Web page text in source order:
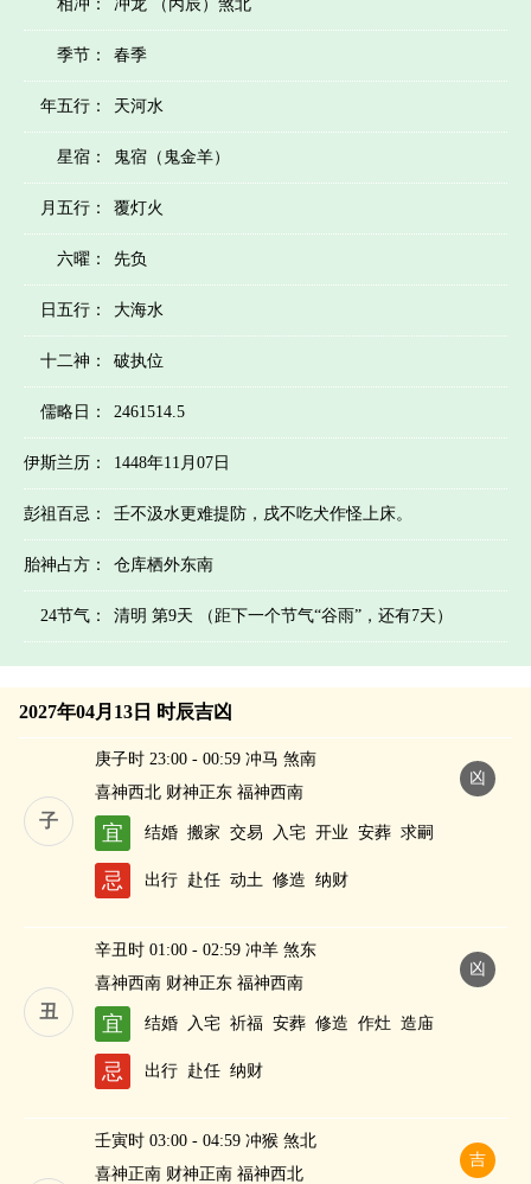
相冲： 冲龙 （丙辰）煞北
季节： 春季
年五行： 天河水
星宿： 鬼宿（鬼金羊）
月五行： 覆灯火
六曜： 先负
日五行： 大海水
十二神： 破执位
儒略日： 2461514.5
伊斯兰历： 1448年11月07日
彭祖百忌： 壬不汲水更难提防，戌不吃犬作怪上床。
胎神占方： 仓库栖外东南
24节气： 清明 第9天 （距下一个节气“谷雨”，还有7天）
2027年04月13日 时辰吉凶
子
凶
庚子时 23:00 - 00:59 冲马 煞南
喜神西北 财神正东 福神西南
宜 结婚 搬家 交易 入宅 开业 安葬 求嗣
忌 出行 赴任 动土 修造 纳财
丑
凶
辛丑时 01:00 - 02:59 冲羊 煞东
喜神西南 财神正东 福神西南
宜 结婚 入宅 祈福 安葬 修造 作灶 造庙
忌 出行 赴任 纳财
吉
壬寅时 03:00 - 04:59 冲猴 煞北
喜神正南 财神正南 福神西北